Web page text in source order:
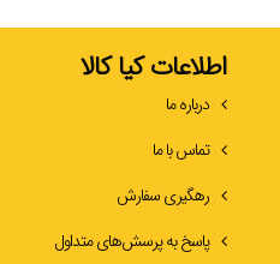
اطلاعات کیا کالا
درباره ما
تماس با ما
رهگیری سفارش
پاسخ به پرسش‌های متداول